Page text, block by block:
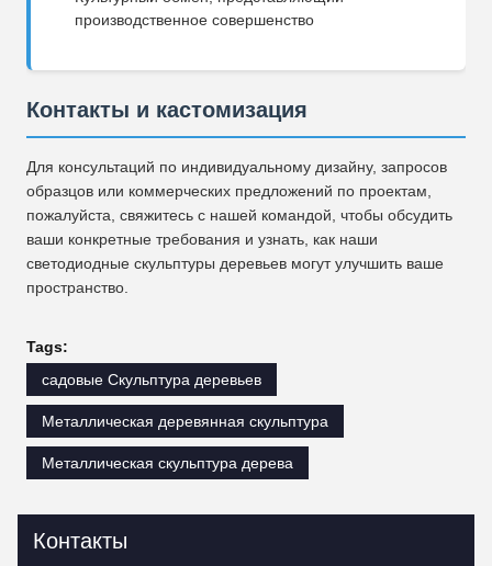
производственное совершенство
Контакты и кастомизация
Для консультаций по индивидуальному дизайну, запросов
образцов или коммерческих предложений по проектам,
пожалуйста, свяжитесь с нашей командой, чтобы обсудить
ваши конкретные требования и узнать, как наши
светодиодные скульптуры деревьев могут улучшить ваше
пространство.
Tags:
садовые Скульптура деревьев
Металлическая деревянная скульптура
Металлическая скульптура дерева
Контакты